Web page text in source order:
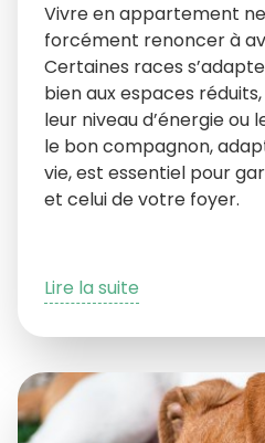
Vivre en appartement
forcément renoncer à
Certaines races
bien aux espaces
leur niveau d’énergie ou
le bon compagnon,
vie, est essentiel pour
et celui de votre foyer.
Lire la suite